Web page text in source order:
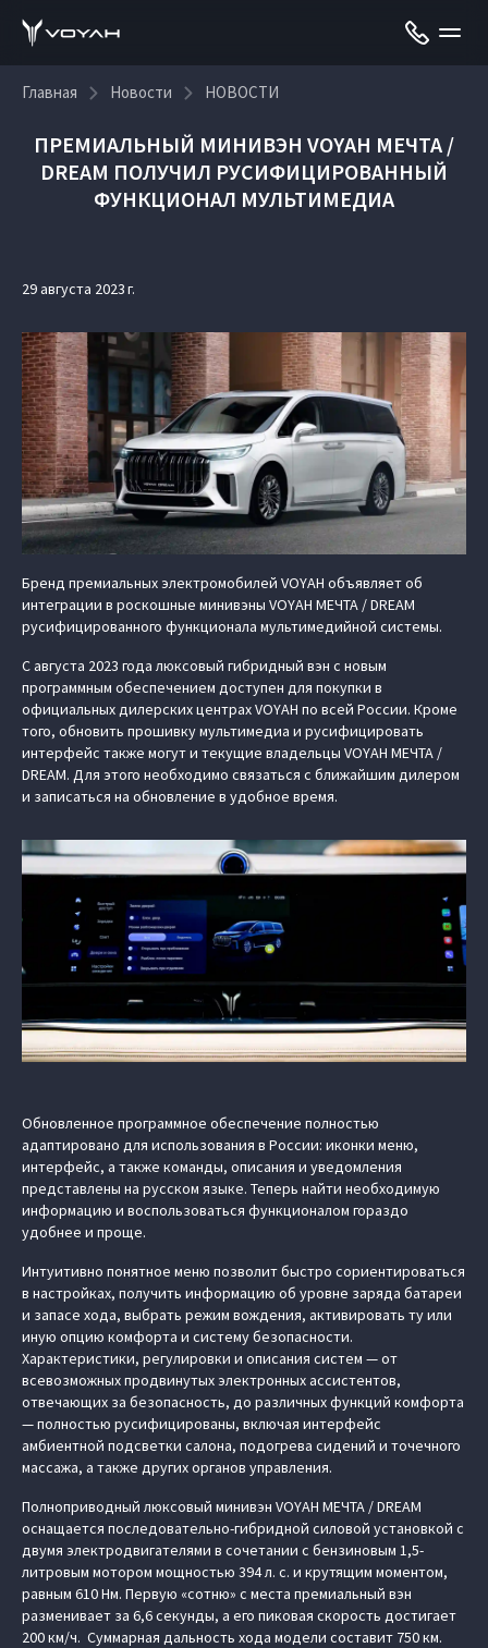
Главная Новости НОВОСТИ
ПРЕМИАЛЬНЫЙ МИНИВЭН VOYAH МЕЧТА /
DREAM ПОЛУЧИЛ РУСИФИЦИРОВАННЫЙ
ФУНКЦИОНАЛ МУЛЬТИМЕДИА
29 августа 2023 г.
Бренд премиальных электромобилей VOYAH объявляет об
интеграции в роскошные минивэны VOYAH МЕЧТА / DREAM
русифицированного функционала мультимедийной системы.
С августа 2023 года люксовый гибридный вэн с новым
программным обеспечением доступен для покупки в
официальных дилерских центрах VOYAH по всей России. Кроме
того, обновить прошивку мультимедиа и русифицировать
интерфейс также могут и текущие владельцы VOYAH МЕЧТА /
DREAM. Для этого необходимо связаться с ближайшим дилером
и записаться на обновление в удобное время.
Обновленное программное обеспечение полностью
адаптировано для использования в России: иконки меню,
интерфейс, а также команды, описания и уведомления
представлены на русском языке. Теперь найти необходимую
информацию и воспользоваться функционалом гораздо
удобнее и проще.
Интуитивно понятное меню позволит быстро сориентироваться
в настройках, получить информацию об уровне заряда батареи
и запасе хода, выбрать режим вождения, активировать ту или
иную опцию комфорта и систему безопасности.
Характеристики, регулировки и описания систем — от
всевозможных продвинутых электронных ассистентов,
отвечающих за безопасность, до различных функций комфорта
— полностью русифицированы, включая интерфейс
амбиентной подсветки салона, подогрева сидений и точечного
массажа, а также других органов управления.
Полноприводный люксовый минивэн VOYAH МЕЧТА / DREAM
оснащается последовательно-гибридной силовой установкой с
двумя электродвигателями в сочетании с бензиновым 1,5-
литровым мотором мощностью 394 л. с. и крутящим моментом,
равным 610 Нм. Первую «сотню» с места премиальный вэн
разменивает за 6,6 секунды, а его пиковая скорость достигает
200 км/ч. Суммарная дальность хода модели составит 750 км.